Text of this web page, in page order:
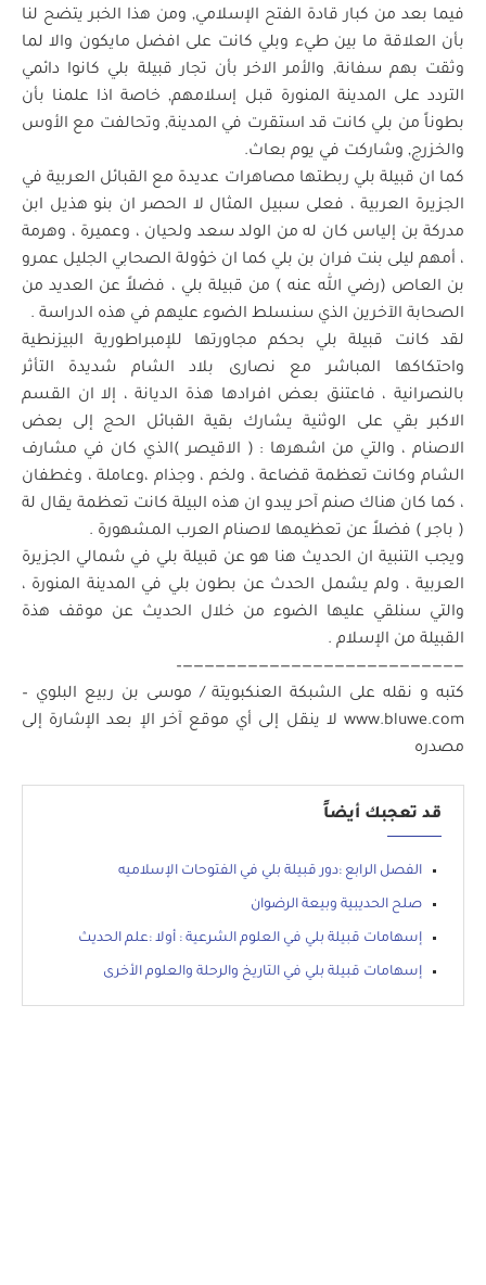
فيما بعد من كبار قادة الفتح الإسلامي, ومن هذا الخبر يتضح لنا
بأن العلاقة ما بين طيء وبلي كانت على افضل مايكون والا لما
وثقت بهم سفانة, والأمر الاخر بأن تجار قبيلة بلي كانوا دائمي
التردد على المدينة المنورة قبل إسلامهم, خاصة اذا علمنا بأن
بطوناً من بلي كانت قد استقرت في المدينة, وتحالفت مع الأوس
والخزرج, وشاركت في يوم بعاث.
كما ان قبيلة بلي ربطتها مصاهرات عديدة مع القبائل العربية في
الجزيرة العربية ، فعلى سبيل المثال لا الحصر ان بنو هذيل ابن
مدركة بن إلياس كان له من الولد سعد ولحيان ، وعميرة ، وهرمة
، أمهم ليلى بنت فران بن بلي كما ان خؤولة الصحابي الجليل عمرو
بن العاص (رضي الله عنه ) من قبيلة بلي ، فضلاً عن العديد من
الصحابة الآخرين الذي سنسلط الضوء عليهم في هذه الدراسة .
لقد كانت قبيلة بلي بحكم مجاورتها للإمبراطورية البيزنطية
واحتكاكها المباشر مع نصارى بلاد الشام شديدة التأثر
بالنصرانية ، فاعتنق بعض افرادها هذة الديانة ، إلا ان القسم
الاكبر بقي على الوثنية يشارك بقية القبائل الحج إلى بعض
الاصنام ، والتي من اشهرها : ( الاقيصر )الذي كان في مشارف
الشام وكانت تعظمة قضاعة ، ولخم ، وجذام ،وعاملة ، وغطفان
، كما كان هناك صنم آحر يبدو ان هذه البيلة كانت تعظمة يقال لة
( باجر ) فضلاً عن تعظيمها لاصنام العرب المشهورة .
ويجب التنبية ان الحديث هنا هو عن قبيلة بلي في شمالي الجزيرة
العربية ، ولم يشمل الحدث عن بطون بلي في المدينة المنورة ،
والتي سنلقي عليها الضوء من خلال الحديث عن موقف هذة
القبيلة من الإسلام .
——————————————————————————–
كتبه و نقله على الشبكة العنكبويتة / موسى بن ربيع البلوي –
www.bluwe.com لا ينقل إلى أي موقع آخر الإ بعد الإشارة إلى
مصدره
قد تعجبك أيضاً
الفصل الرابع :دور قبيلة بلي في الفتوحات الإسلاميه
صلح الحديبية وبيعة الرضوان
إسهامات قبيلة بلي في العلوم الشرعية : أولا :علم الحديث
إسهامات قبيلة بلي في التاريخ والرحلة والعلوم الأخرى